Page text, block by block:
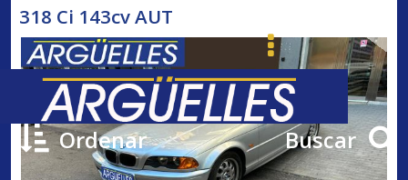
Ordenar Buscar
318 Ci 143cv AUT